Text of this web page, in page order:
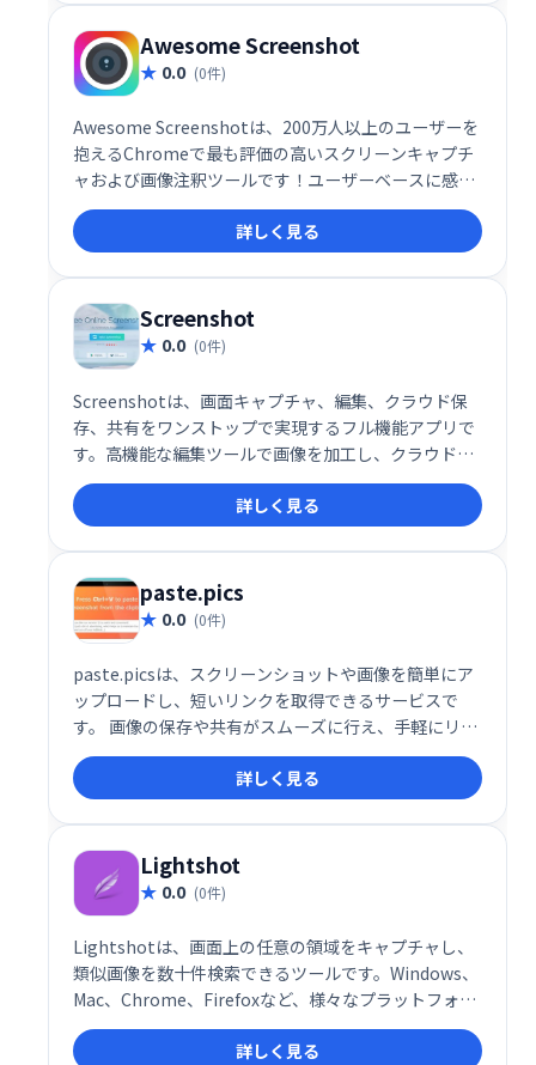
Awesome Screenshot
0.0 (0件)
Awesome Screenshotは、200万人以上のユーザーを
抱えるChromeで最も評価の高いスクリーンキャプチ
ャおよび画像注釈ツールです！ユーザーベースに感謝
する方法として、アプリ内購入は提供しなくなりまし
た。以前のプレミアム機能は完全に無料になりまし
た。
詳しく見る
Screenshot
0.0 (0件)
Screenshotは、画面キャプチャ、編集、クラウド保
存、共有をワンストップで実現するフル機能アプリで
す。高機能な編集ツールで画像を加工し、クラウドに
保存して簡単にチームや仲間と共有できます。効率的
なスクリーンショット管理で、作業効率を大幅に向上
させましょう。
詳しく見る
paste.pics
0.0 (0件)
paste.picsは、スクリーンショットや画像を簡単にア
ップロードし、短いリンクを取得できるサービスで
す。 画像の保存や共有がスムーズに行え、手軽にリン
クを生成して他者と共有できます。
詳しく見る
Lightshot
0.0 (0件)
Lightshotは、画面上の任意の領域をキャプチャし、
類似画像を数十件検索できるツールです。Windows、
Mac、Chrome、Firefoxなど、様々なプラットフォー
ムに対応しています。手軽にスクリーンショットを撮
って、画像検索もできる便利なサービスです。
詳しく見る